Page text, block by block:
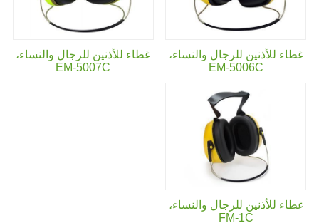
غطاء للأذنين للرجال والنساء،
EM-5006C
غطاء للأذنين للرجال والنساء،
EM-5007C
غطاء للأذنين للرجال والنساء،
FM-1C